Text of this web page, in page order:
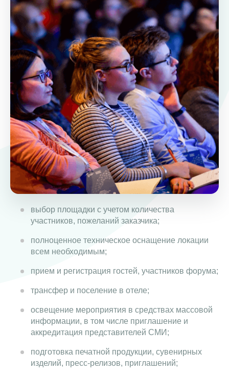
выбор площадки с учетом количества
участников, пожеланий заказчика;
полноценное техническое оснащение локации
всем необходимым;
прием и регистрация гостей, участников форума;
трансфер и поселение в отеле;
освещение мероприятия в средствах массовой
информации, в том числе приглашение и
аккредитация представителей СМИ;
подготовка печатной продукции, сувенирных
изделий, пресс-релизов, приглашений;